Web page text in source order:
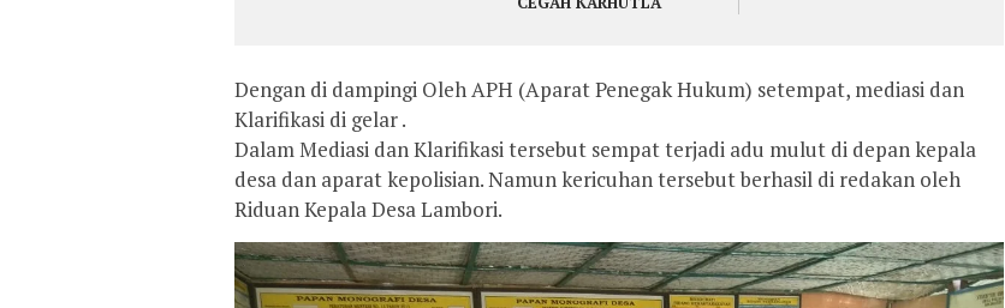
Dengan di dampingi Oleh APH (Aparat Penegak Hukum) setempat, mediasi dan
Klarifikasi di gelar .
Dalam Mediasi dan Klarifikasi tersebut sempat terjadi adu mulut di depan kepala
desa dan aparat kepolisian. Namun kericuhan tersebut berhasil di redakan oleh
Riduan Kepala Desa Lambori.